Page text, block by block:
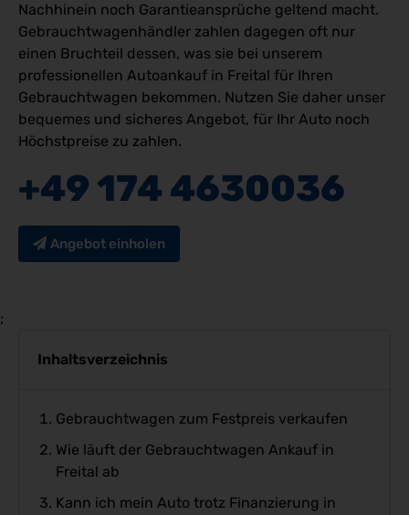
Nachhinein noch Garantieansprüche geltend macht.
Gebrauchtwagenhändler zahlen dagegen oft nur
einen Bruchteil dessen, was sie bei unserem
professionellen Autoankauf in Freital für Ihren
Gebrauchtwagen bekommen. Nutzen Sie daher unser
bequemes und sicheres Angebot, für Ihr Auto noch
Höchstpreise zu zahlen.
+49 174 4630036
Angebot einholen
;
Inhaltsverzeichnis
Gebrauchtwagen zum Festpreis verkaufen
Wie läuft der Gebrauchtwagen Ankauf in
Freital ab
Kann ich mein Auto trotz Finanzierung in